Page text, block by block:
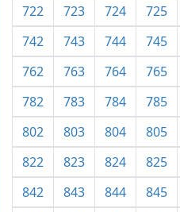
722
723 724 725
742
743 744 745
762
763 764 765
782
783 784 785
802
803 804 805
822
823 824 825
842
843 844 845